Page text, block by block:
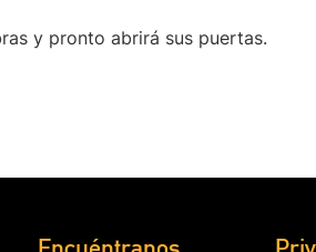
y pronto abrirá sus puertas.